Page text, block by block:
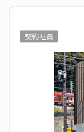
契約社員